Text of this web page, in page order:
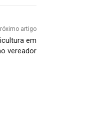
artigo
em
vereador